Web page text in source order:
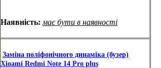
Наявність: має бути в наявності
Заміна поліфонічного динаміка (бузер)
Xioami Redmi Note 14 Pro plus